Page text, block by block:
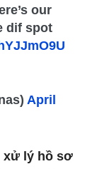
our
dif spot
April
xử lý hồ sơ